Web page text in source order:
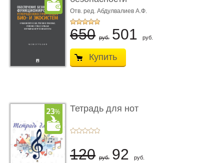
функционирования уг
...
Отв. ред. Абдулвалиев А.Ф.
650 руб. 501 руб.
Купить
Тетрадь для нот
120 руб. 92 руб.